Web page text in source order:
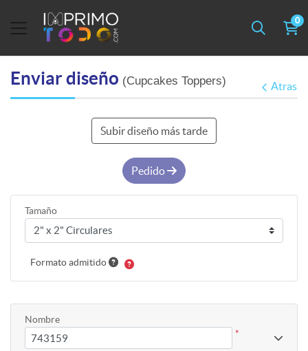
0
Enviar diseño (Cupcakes Toppers) Atras
Subir diseño más tarde
Pedido
Tamaño
Formato admitido
Nombre
*